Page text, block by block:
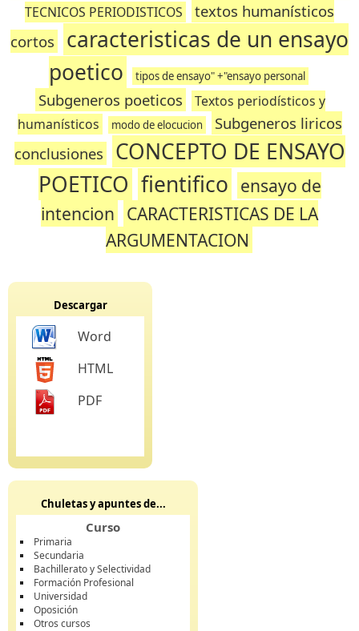
TECNICOS PERIODISTICOS
textos humanísticos
cortos
caracteristicas de un ensayo
poetico
tipos de ensayo" +"ensayo personal
Subgeneros poeticos
Textos periodísticos y
humanísticos
modo de elocucion
Subgeneros liricos
conclusiones
CONCEPTO DE ENSAYO
POETICO fientifico ensayo de
intencion CARACTERISTICAS DE LA
ARGUMENTACION
Descargar
Word
HTML
PDF
Chuletas y apuntes de...
Curso
Primaria
Secundaria
Bachillerato y Selectividad
Formación Profesional
Universidad
Oposición
Otros cursos